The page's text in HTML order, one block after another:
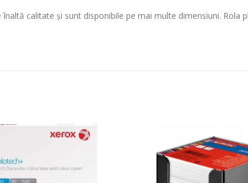
calitate și sunt disponibile pe mai multe dimensiuni. Rola